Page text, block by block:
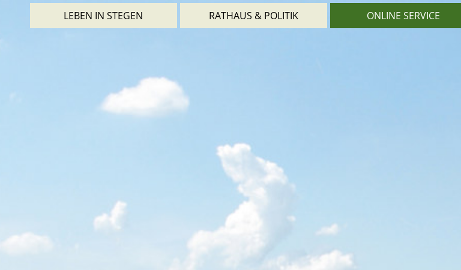
LEBEN IN STEGEN RATHAUS & POLITIK ONLINE SERVICE